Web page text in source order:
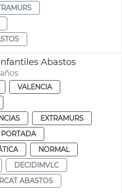
Abastos
VALENCIA
EXTRAMURS
PORTADA
NORMAL
DECIDIMVLC
ABASTOS